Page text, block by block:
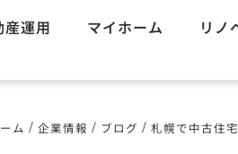
産運用 マイホーム リノ
ム / 企業情報 / ブログ / 札幌で中古住